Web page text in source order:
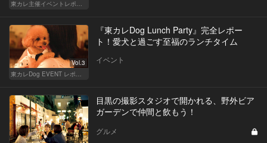
東カレ主催イベントレポート
Vol.3
東カレDog EVENT レポート
『東カレDog Lunch Party』完全レポー
ト！愛犬と過ごす至福のランチタイム
イベント
目黒の撮影スタジオで開かれる、野外ビア
ガーデンで仲間と飲もう！
グルメ